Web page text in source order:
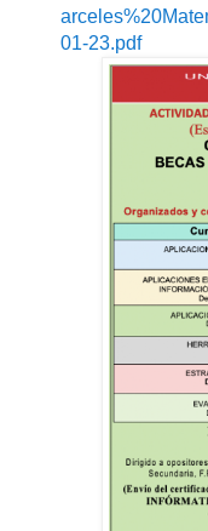
01-23.pdf